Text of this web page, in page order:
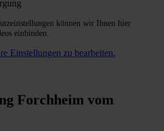
können wir Ihnen hier
einbinden.
Einstellungen zu bearbeiten.
Forchheim vom